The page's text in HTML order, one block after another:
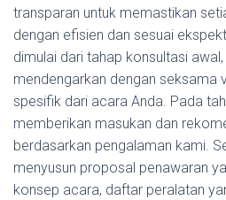
transparan untuk memastikan
dengan efisien dan sesuai
dimulai dari tahap konsultasi
mendengarkan dengan seksama
spesifik dari acara Anda. Pada
memberikan masukan dan
berdasarkan pengalaman kami.
menyusun proposal penawaran
konsep acara, daftar peralatan